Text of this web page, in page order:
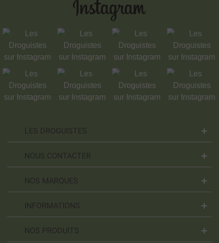
LES DROGUISTES
NOUS CONTACTER
NOS MARQUES
INFORMATIONS
NOS PRODUITS